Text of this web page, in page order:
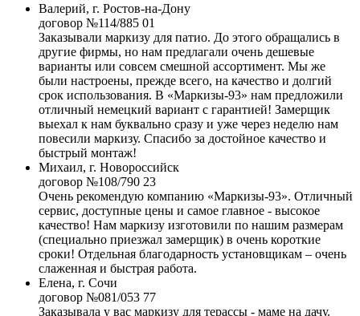
Валерий, г. Ростов-на-Дону
договор №114/885 01
Заказывали маркизу для патио. До этого обращались в
другие фирмы, но нам предлагали очень дешевые
варианты или совсем смешной ассортимент. Мы же
были настроены, прежде всего, на качество и долгий
срок использования. В «Маркизы-93» нам предложили
отличный немецкий вариант с гарантией! Замерщик
выехал к нам буквально сразу и уже через неделю нам
повесили маркизу. Спасибо за достойное качество и
быстрый монтаж!
Михаил, г. Новороссийск
договор №108/790 23
Очень рекомендую компанию «Маркизы-93». Отличный
сервис, доступные цены и самое главное - высокое
качество! Нам маркизу изготовили по нашим размерам
(специально приезжал замерщик) в очень короткие
сроки! Отдельная благодарность установщикам – очень
слаженная и быстрая работа.
Елена, г. Сочи
договор №081/053 77
Заказывала у вас маркизу для терассы - маме на дачу.